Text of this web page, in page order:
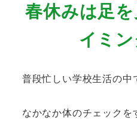
春休みは足
イミ
普段忙しい学校生活の中
なかなか体のチェックを